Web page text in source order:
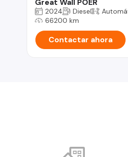
Great Wall POER
2024 Diesel
66200 km
Contactar ahora